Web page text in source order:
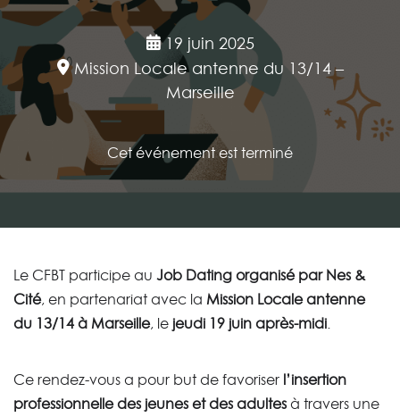
19 juin 2025
Mission Locale antenne du 13/14 –
Marseille
Cet événement est terminé
Le CFBT participe au Job Dating organisé par Nes &
Cité, en partenariat avec la Mission Locale antenne
du 13/14 à Marseille, lejeudi 19 juin après-midi.
Ce rendez-vous a pour but de favoriser l’insertion
professionnelle des jeunes et des adultesà travers une